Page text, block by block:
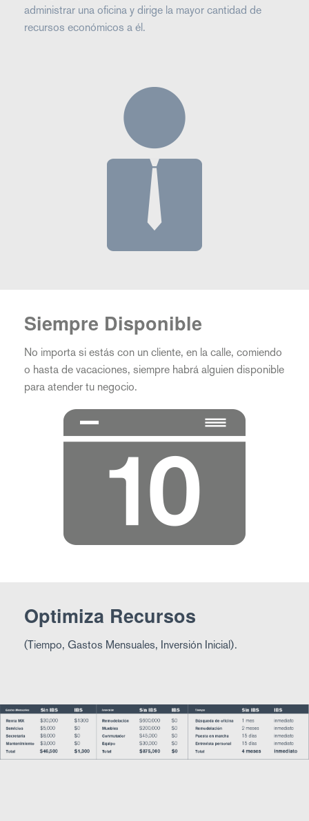
administrar una oficina y dirige la mayor cantidad de
recursos económicos a él.
Siempre Disponible
No importa si estás con un cliente, en la calle, comiendo
o hasta de vacaciones, siempre habrá alguien disponible
para atender tu negocio.
Optimiza Recursos
(Tiempo, Gastos Mensuales, Inversión Inicial).